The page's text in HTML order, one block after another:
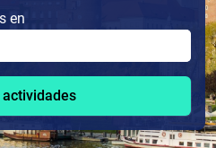
en
actividades